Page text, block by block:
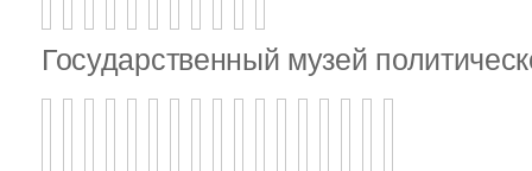
Государственный музей